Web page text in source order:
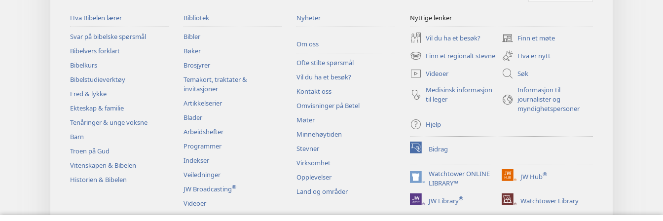
Hva Bibelen lærer
Svar på bibelske spørsmål
Bibelvers forklart
Bibelkurs
Bibelstudieverktøy
Fred & lykke
Ekteskap & familie
Tenåringer & unge voksne
Barn
Troen på Gud
Vitenskapen & Bibelen
Historien & Bibelen
Bibliotek
Bibler
Bøker
Brosjyrer
Temakort, traktater &
invitasjoner
Artikkelserier
Blader
Arbeidshefter
Programmer
Indekser
Veiledninger
JW Broadcasting®
Videoer
Musikk
Nyheter
Om oss
Ofte stilte spørsmål
Vil du ha et besøk?
Kontakt oss
Omvisninger på Betel
Møter
Minnehøytiden
Stevner
Virksomhet
Opplevelser
Land og områder
Nyttige lenker
Vil du ha et besøk? Finn et møte
(åpner
nytt
vindu)
Finn et regionalt stevne
(åpner
nytt
vindu)
Hva er nytt
Videoer
Søk
Medisinsk informasjon
til leger
Informasjon til
journalister og
myndighetspersoner
Hjelp
Bidrag
(åpner
nytt
vindu) Watchtower ONLINE
LIBRARY™
(åpner
nytt
vindu)
JW Hub®
(åpner
vindu)
JW Library® Watchtower Library